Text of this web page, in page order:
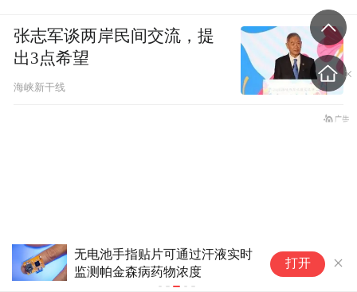
无电池手指贴片可通过汗液实时
监测帕金森病药物浓度
打开
张志军谈两岸民间交流，提
出3点希望
海峡新干线